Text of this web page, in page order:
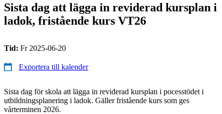
Sista dag att lägga in reviderad kursplan i
ladok, fristående kurs VT26
Tid: Fr 2025-06-20
Exportera till kalender
Sista dag för skola att lägga in reviderad kursplan i pocesstödet i
utbildningsplanering i ladok. Gäller fristående kurs som ges
vårterminen 2026.